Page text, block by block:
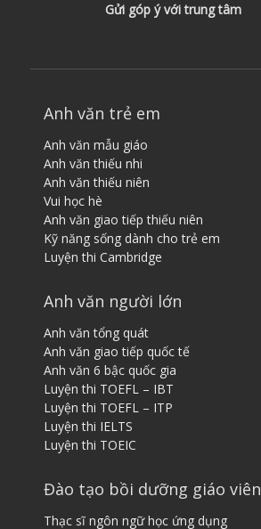
Gửi góp ý với trung tâm
Anh văn trẻ em
Anh văn mẫu giáo
Anh văn thiếu nhi
Anh văn thiếu niên
Vui học hè
Anh văn giao tiếp thiếu niên
Kỹ năng sống dành cho trẻ em
Luyện thi Cambridge
Anh văn người lớn
Anh văn tổng quát
Anh văn giao tiếp quốc tế
Anh văn 6 bậc quốc gia
Luyện thi TOEFL – IBT
Luyện thi TOEFL – ITP
Luyện thi IELTS
Luyện thi TOEIC
Đào tạo bồi dưỡng giáo viên
Thạc sĩ ngôn ngữ học ứng dụng